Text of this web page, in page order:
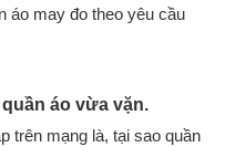
áo may đo theo yêu cầu
áo vừa vặn.
trên mạng là, tại sao quần